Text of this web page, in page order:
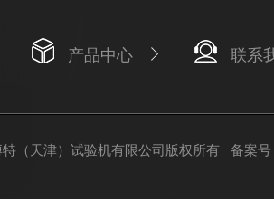
产品中心 联系
（天津）试验机有限公司版权所有 备案号